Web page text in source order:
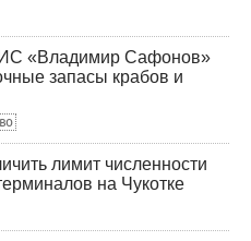
«Владимир Сафонов»
запасы крабов и
лимит численности
на Чукотке